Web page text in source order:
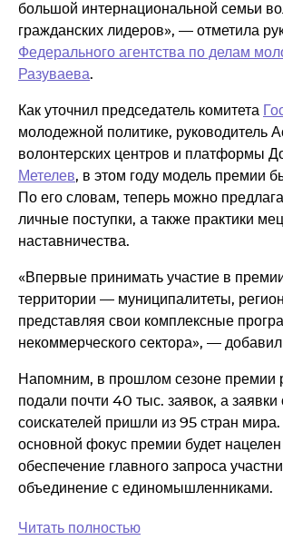
большой интернациональной семьи
гражданских лидеров», — отметила
Федерального агентства по делам
Разуваева.
Как уточнил председатель комитета
молодежной политике, руководитель
волонтерских центров и платформы
Метелев, в этом году модель премии
По его словам, теперь можно
личные поступки, а также практики
наставничества.
«Впервые принимать участие в
территории — муниципалитеты,
представляя свои комплексные
некоммерческого сектора», —
Напомним, в прошлом сезоне премии
подали почти 40 тыс. заявок, а заявки
соискателей пришли из 95 стран
основной фокус премии будет нацелен
обеспечение главного запроса
объединение с единомышленниками.
Читать полностью